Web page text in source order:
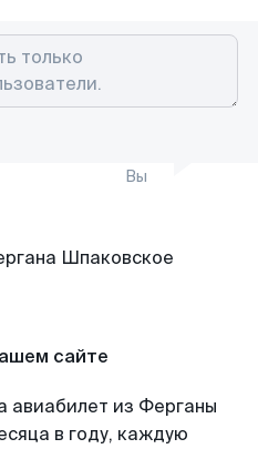
Вы
сайте
авиабилет из Ферганы
в году, каждую